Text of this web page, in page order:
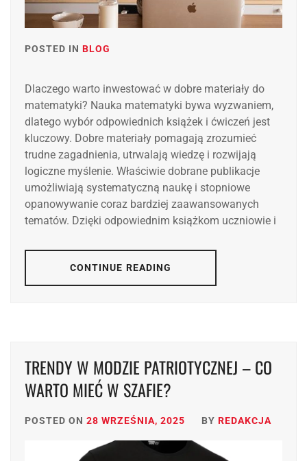
POSTED IN BLOG
Dlaczego warto inwestować w dobre materiały do
matematyki? Nauka matematyki bywa wyzwaniem,
dlatego wybór odpowiednich książek i ćwiczeń jest
kluczowy. Dobre materiały pomagają zrozumieć
trudne zagadnienia, utrwalają wiedzę i rozwijają
logiczne myślenie. Właściwie dobrane publikacje
umożliwiają systematyczną naukę i stopniowe
opanowywanie coraz bardziej zaawansowanych
tematów. Dzięki odpowiednim książkom uczniowie i
CONTINUE READING
TRENDY W MODZIE PATRIOTYCZNEJ – CO
WARTO MIEĆ W SZAFIE?
POSTED ON 28 WRZEŚNIA, 2025 BY REDAKCJA